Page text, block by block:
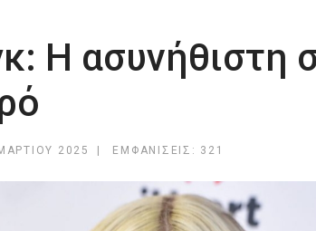
Η ασυνήθιστη
2025 ΕΜΦΑΝΊΣΕΙΣ: 321